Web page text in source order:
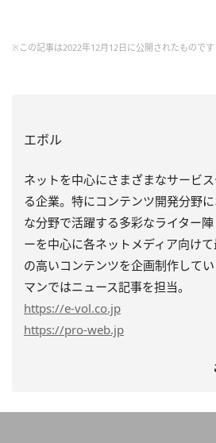
※この記事は2022年12月12日に公開されたものです
エボル
ネットを中心にさまざまなサービ
る企業。特にコンテンツ開発分野
な分野で活躍する多彩なライター
ーを中心に各ネットメディア向け
の高いコンテンツを企画制作して
マンではニュース記事を担当。
https://e-vol.co.jp
https://pro-web.jp